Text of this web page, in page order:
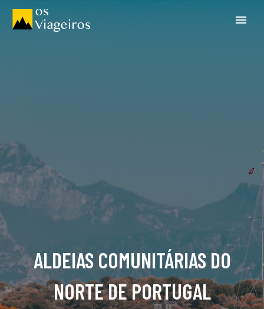
ALDEIAS COMUNITÁRIAS DO
NORTE DE PORTUGAL